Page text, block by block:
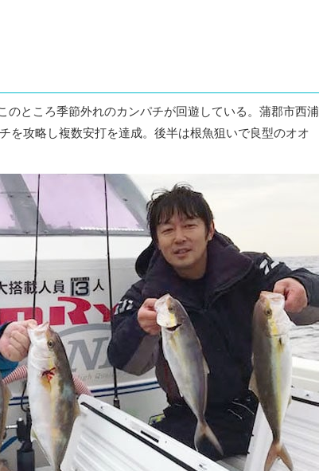
のところ季節外れのカンパチが回遊している。蒲郡市西浦
を攻略し複数安打を達成。後半は根魚狙いで良型のオオ